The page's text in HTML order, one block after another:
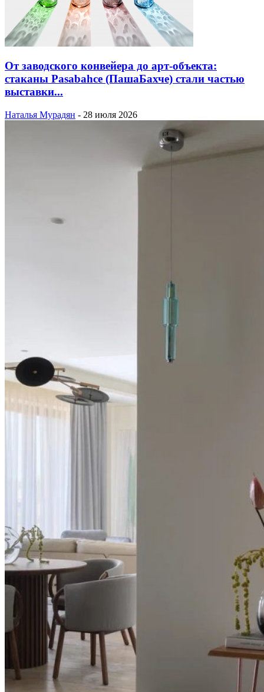
От заводского конвейера до арт-объекта:
стаканы Pasabahce (ПашаБахче) стали частью
выставки...
Наталья Мурадян - 28 июля 2026